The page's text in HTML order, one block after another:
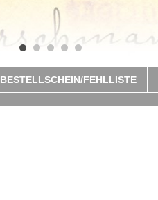
BESTELLSCHEIN/FEHLLISTE